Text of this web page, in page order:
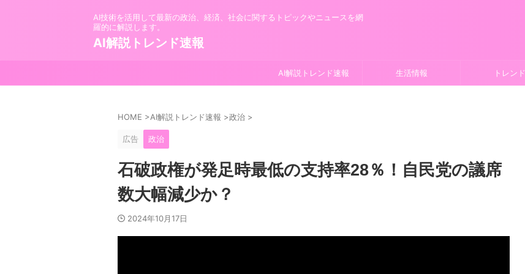
AI技術を活用して最新の政治、経済、社会に関するトピックやニュースを網
羅的に解説します。
AI解説トレンド速報
AI解説トレンド速報 生活情報 トレンド
HOME >AI解説トレンド速報 >政治 >
広告 政治
石破政権が発足時最低の支持率28％！自民党の議席
数大幅減少か？
2024年10月17日